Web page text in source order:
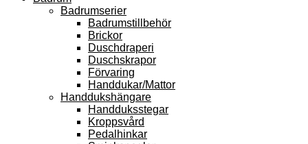
Badrumserier
Badrumstillbehör
Brickor
Duschdraperi
Duschskrapor
Förvaring
Handdukar/Mattor
Handdukshängare
Handduksstegar
Kroppsvård
Pedalhinkar